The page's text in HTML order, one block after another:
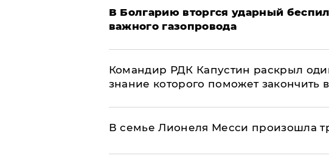
В Болгарию вторгся ударный
важного газопровода
Командир РДК Капустин раскрыл
знание которого поможет закончить
В семье Лионеля Месси произошла